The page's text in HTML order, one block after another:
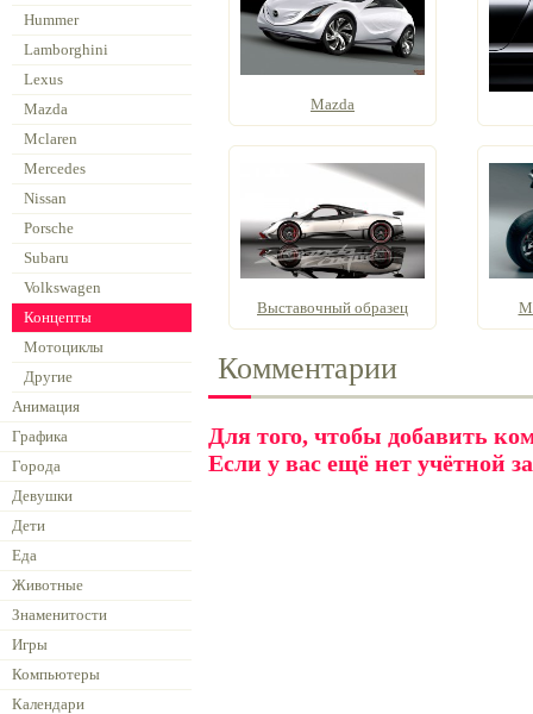
Hummer
Lamborghini
Lexus
Mazda
Mclaren
Mercedes
Nissan
Porsche
Subaru
Volkswagen
Концепты
Мотоциклы
Другие
Анимация
Графика
Города
Девушки
Дети
Еда
Животные
Знаменитости
Игры
Компьютеры
Календари
Mazda
Выставочный образец
Комментарии
Для того, чтобы добавить
Если у вас ещё нет учётной